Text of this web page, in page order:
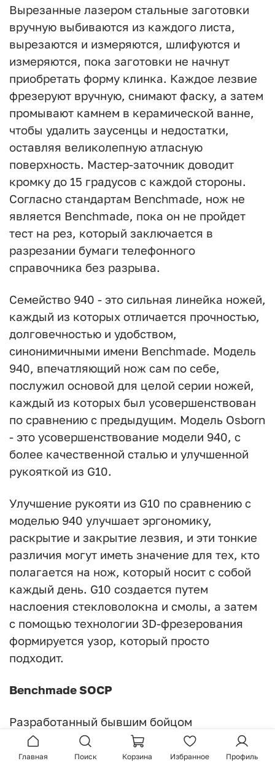
Вырезанные лазером стальные заготовки
вручную выбиваются из каждого листа,
вырезаются и измеряются, шлифуются и
измеряются, пока заготовки не начнут
приобретать форму клинка. Каждое лезвие
фрезеруют вручную, снимают фаску, а затем
промывают камнем в керамической ванне,
чтобы удалить заусенцы и недостатки,
оставляя великолепную атласную
поверхность. Мастер-заточник доводит
кромку до 15 градусов с каждой стороны.
Согласно стандартам Benchmade, нож не
является Benchmade, пока он не пройдет
тест на рез, который заключается в
разрезании бумаги телефонного
справочника без разрыва.
Семейство 940 - это сильная линейка ножей,
каждый из которых отличается прочностью,
долговечностью и удобством,
синонимичными имени Benchmade. Модель
940, впечатляющий нож сам по себе,
послужил основой для целой серии ножей,
каждый из которых был усовершенствован
по сравнению с предыдущим. Модель Osborn
- это усовершенствование модели 940, с
более качественной сталью и улучшенной
рукояткой из G10.
Улучшение рукояти из G10 по сравнению с
моделью 940 улучшает эргономику,
раскрытие и закрытие лезвия, и эти тонкие
различия могут иметь значение для тех, кто
полагается на нож, который носит с собой
каждый день. G10 создается путем
наслоения стекловолокна и смолы, а затем
с помощью технологии 3D-фрезерования
формируется узор, который просто
подходит.
Benchmade SOCP
Разработанный бывшим бойцом
специальных операций армии США Грегом
Томпсоном, нож Special Operation Combative
Главная Поиск Корзина Избранное Профиль